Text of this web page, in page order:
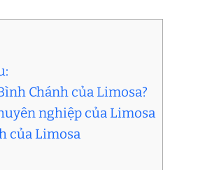
Chánh của Limosa?
nghiệp của Limosa
của Limosa